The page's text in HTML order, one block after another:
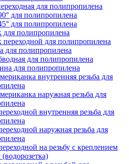
для полипропилена
для полипропилена
для полипропилена
для полипропилена
переходной для полипропилена
для полипропилена
для полипропилена
для полипропилена
внутренняя резьба для
наружная резьба для
внутренняя резьба для
наружная резьба для
на резьбу с креплением
(водорозетка)